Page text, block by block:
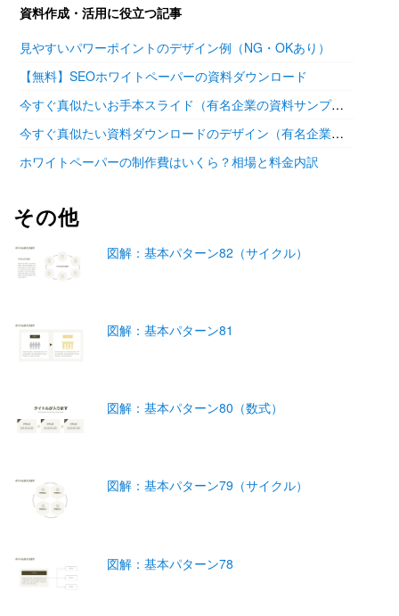
資料作成・活用に役立つ記事
見やすいパワーポイントのデザイン例（NG・OKあり）
【無料】SEOホワイトペーパーの資料ダウンロード
今すぐ真似たいお手本スライド（有名企業の資料サンプル11選）
今すぐ真似たい資料ダウンロードのデザイン（有名企業の参考あり）
ホワイトペーパーの制作費はいくら？相場と料金内訳
その他
図解：基本パターン82（サイクル）
図解：基本パターン81
図解：基本パターン80（数式）
図解：基本パターン79（サイクル）
図解：基本パターン78